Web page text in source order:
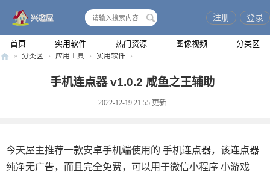
首页 实用软件 热门资源 图像视频 分类区
注册 登录
» 分类区 › 应用工具 › 实用软件 ›
手机连点器 v1.0.2 咸鱼之王辅助
2022-12-19 21:55 更新
今天屋主推荐一款安卓手机端使用的 手机连点器，该连点器
纯净无广告，而且完全免费，可以用于微信小程序 小游戏